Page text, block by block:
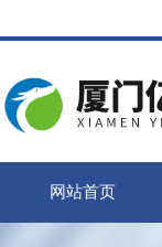
网站首页